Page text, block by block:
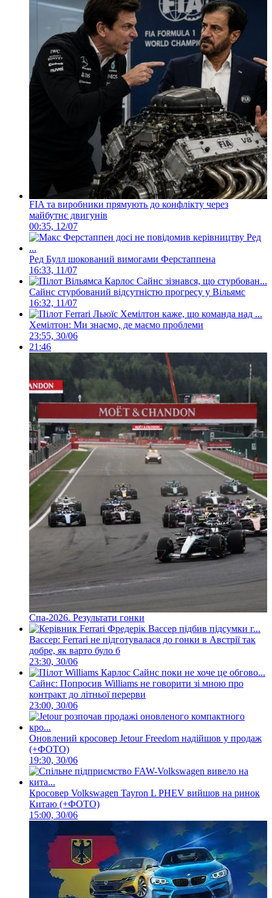
FIA та виробники прямують до конфлікту через
майбутнє двигунів
00:35, 12/07
Ред Булл шокований вимогами Ферстаппена
16:33, 11/07
Сайнс стурбований відсутністю прогресу у Вільямс
16:32, 11/07
Хемілтон: Ми знаємо, де маємо проблеми
23:55, 30/06
21:46
Спа-2026. Результати гонки
Вассер: Ferrari не підготувалася до гонки в Австрії так
добре, як варто було б
23:30, 30/06
Сайнс: Попросив Williams не говорити зі мною про
контракт до літньої перерви
23:00, 30/06
Оновлений кросовер Jetour Freedom надійшов у продаж
(+ФОТО)
19:30, 30/06
Кросовер Volkswagen Tayron L PHEV вийшов на ринок
Китаю (+ФОТО)
15:00, 30/06